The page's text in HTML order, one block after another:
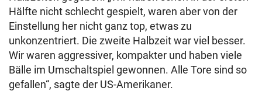
Hälfte nicht schlecht gespielt, waren aber von der
Einstellung her nicht ganz top, etwas zu
unkonzentriert. Die zweite Halbzeit war viel besser.
Wir waren aggressiver, kompakter und haben viele
Bälle im Umschaltspiel gewonnen. Alle Tore sind so
gefallen“, sagte der US-Amerikaner.